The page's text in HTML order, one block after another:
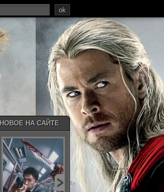
ok
НОВОЕ НА САЙТЕ